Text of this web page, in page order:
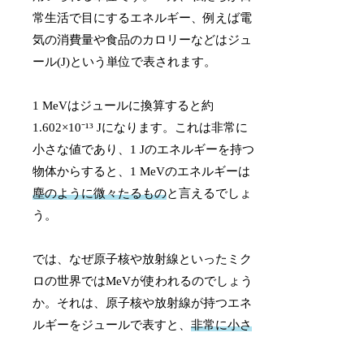
常生活で目にするエネルギー、例えば電
気の消費量や食品のカロリーなどはジュ
ール(J)という単位で表されます。
1 MeVはジュールに換算すると約
1.602×10⁻¹³ Jになります。これは非常に
小さな値であり、1 Jのエネルギーを持つ
物体からすると、1 MeVのエネルギーは
塵のように微々たるものと言えるでしょ
う。
では、なぜ原子核や放射線といったミク
ロの世界ではMeVが使われるのでしょう
か。それは、原子核や放射線が持つエネ
ルギーをジュールで表すと、非常に小さ